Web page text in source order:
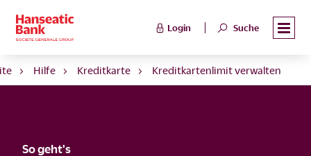
Login Suche
Hilfe Kreditkarte Kreditkartenlimit verwalten
So geht's